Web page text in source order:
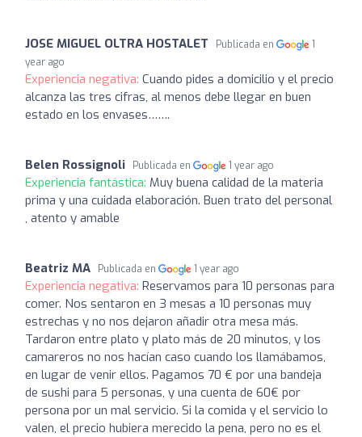
JOSE MIGUEL OLTRA HOSTALET Publicada en
1
year ago
Experiencia negativa: Cuando pides a domicilio y el precio
alcanza las tres cifras, al menos debe llegar en buen
estado en los envases…….
Belen Rossignoli Publicada en 1 year ago
Experiencia fantástica: Muy buena calidad de la materia
prima y una cuidada elaboración. Buen trato del personal
, atento y amable
Beatriz MA Publicada en 1 year ago
Experiencia negativa: Reservamos para 10 personas para
comer. Nos sentaron en 3 mesas a 10 personas muy
estrechas y no nos dejaron añadir otra mesa más.
Tardaron entre plato y plato más de 20 minutos, y los
camareros no nos hacían caso cuando los llamábamos,
en lugar de venir ellos. Pagamos 70 € por una bandeja
de sushi para 5 personas, y una cuenta de 60€ por
persona por un mal servicio. Si la comida y el servicio lo
valen, el precio hubiera merecido la pena, pero no es el